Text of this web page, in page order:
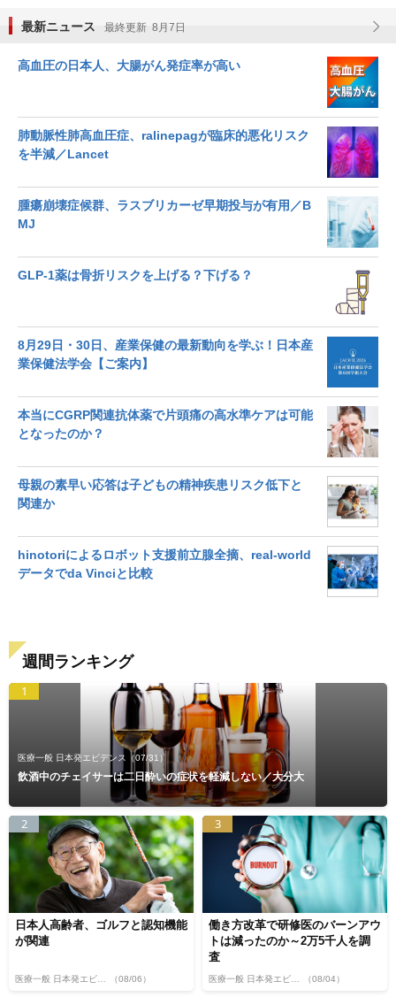
最新ニュース 最終更新 8月7日
高血圧の日本人、大腸がん発症率が高い
肺動脈性肺高血圧症、ralinepagが臨床的悪化リスク
を半減／Lancet
腫瘍崩壊症候群、ラスブリカーゼ早期投与が有用／B
MJ
GLP-1薬は骨折リスクを上げる？下げる？
8月29日・30日、産業保健の最新動向を学ぶ！日本産
業保健法学会【ご案内】
本当にCGRP関連抗体薬で片頭痛の高水準ケアは可能
となったのか？
母親の素早い応答は子どもの精神疾患リスク低下と
関連か
hinotoriによるロボット支援前立腺全摘、real-world
データでda Vinciと比較
週間ランキング
1
医療一般 日本発エビデンス （07/31）
飲酒中のチェイサーは二日酔いの症状を軽減しない／大分大
2
日本人高齢者、ゴルフと認知機能
が関連
（08/06）
3
働き方改革で研修医のバーンアウ
トは減ったのか～2万5千人を調
査
（08/04）